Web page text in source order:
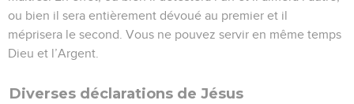
ou bien il sera entièrement dévoué au premier et il
méprisera le second. Vous ne pouvez servir en même temps
Dieu et l’Argent.
Diverses déclarations de Jésus